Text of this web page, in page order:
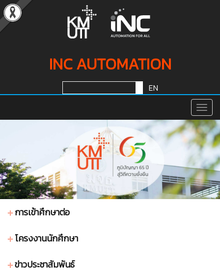
INC AUTOMATION
EN
การเข้าศึกษาต่อ
โครงงานนักศึกษา
ข่าวประชาสัมพันธ์